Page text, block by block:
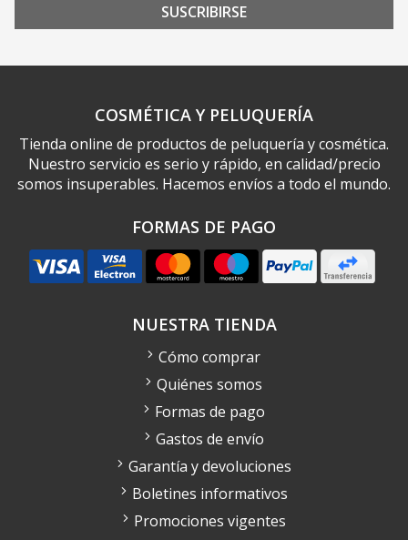
SUSCRIBIRSE
COSMÉTICA Y PELUQUERÍA
Tienda online de productos de peluquería y cosmética.
Nuestro servicio es serio y rápido, en calidad/precio
somos insuperables. Hacemos envíos a todo el mundo.
FORMAS DE PAGO
NUESTRA TIENDA
Cómo comprar
Quiénes somos
Formas de pago
Gastos de envío
Garantía y devoluciones
Boletines informativos
Promociones vigentes